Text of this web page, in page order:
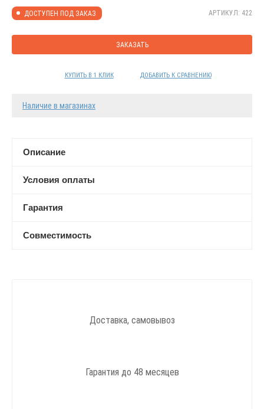
ДОСТУПЕН ПОД ЗАКАЗ АРТИКУЛ: 422
ЗАКАЗАТЬ
КУПИТЬ В 1 КЛИК ДОБАВИТЬ К СРАВНЕНИЮ
Наличие в магазинах
Описание
Условия оплаты
Гарантия
Совместимость
Доставка, самовывоз
Гарантия до 48 месяцев